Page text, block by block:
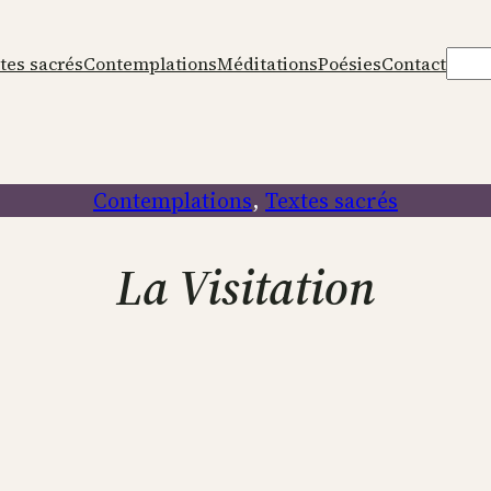
sacrésContemplationsMéditationsPoésiesContact
Contemplations, Textes sacrés
La Visitation